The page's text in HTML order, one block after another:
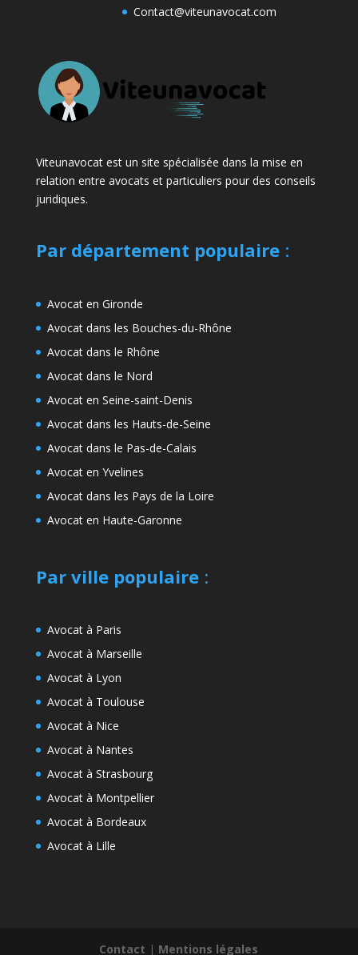
Contact@viteunavocat.com
Viteunavocat est un site spécialisée dans la mise en
relation entre avocats et particuliers pour des conseils
juridiques.
Par département populaire:
Avocat en Gironde
Avocat dans les Bouches-du-Rhône
Avocat dans le Rhône
Avocat dans le Nord
Avocat en Seine-saint-Denis
Avocat dans les Hauts-de-Seine
Avocat dans le Pas-de-Calais
Avocat en Yvelines
Avocat dans les Pays de la Loire
Avocat en Haute-Garonne
Par ville populaire:
Avocat à Paris
Avocat à Marseille
Avocat à Lyon
Avocat à Toulouse
Avocat à Nice
Avocat à Nantes
Avocat à Strasbourg
Avocat à Montpellier
Avocat à Bordeaux
Avocat à Lille
Contact | Mentions légales